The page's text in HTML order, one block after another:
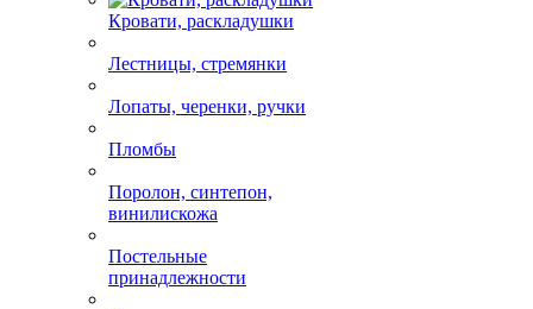
Кровати, раскладушки
Лестницы, стремянки
винилискожа